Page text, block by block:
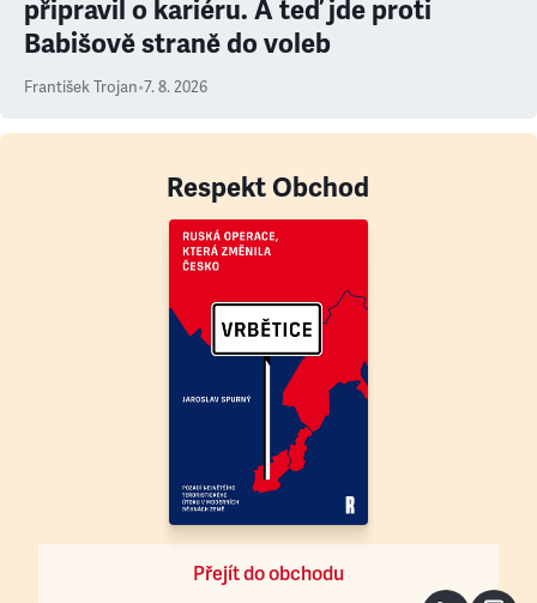
připravil o kariéru. A teď jde proti
Babišově straně do voleb
František Trojan•7. 8. 2026
Respekt Obchod
Přejít do obchodu